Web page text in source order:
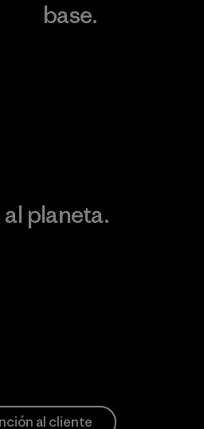
base.
planeta.
al cliente